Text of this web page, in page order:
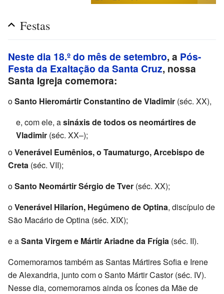
Festas
Neste dia 18.º do mês de setembro, a Pós-
Festa da Exaltação da Santa Cruz, nossa
Santa Igreja comemora:
oSanto Hieromártir Constantino de Vladimir (séc. XX),
e, com ele, asináxis de todos os neomártires de
Vladimir (séc. XX–);
oVenerável Eumênios, o Taumaturgo, Arcebispo de
Creta (séc. VII);
oSanto Neomártir Sérgio de Tver (séc. XX);
oVenerável Hilaríon, Hegúmeno de Optina, discípulo de
São Macário de Optina (séc. XIX);
e aSanta Virgem e Mártir Ariadne da Frígia (séc. II).
Comemoramos também as Santas Mártires Sofia e Irene
de Alexandria, junto com o Santo Mártir Castor (séc. IV).
Nesse dia, comemoramos ainda os Ícones da Mãe de